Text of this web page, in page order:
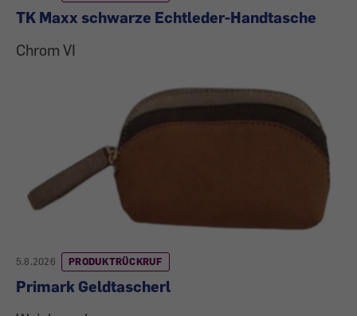
TK Maxx schwarze Echtleder-Handtasche
Chrom VI
5.8.2026 PRODUKTRÜCKRUF
Primark Geldtascherl